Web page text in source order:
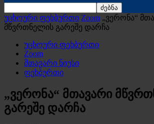
უცხოური ფეხბურთი Zoom „ვერონა“
მწვრთნელის გარეშე დარჩა
უცხოური ფეხბურთი
Zoom
მთავარი ნიუსი
ფეხბურთი
„ვერონა“ მთავარი
გარეშე დარჩა